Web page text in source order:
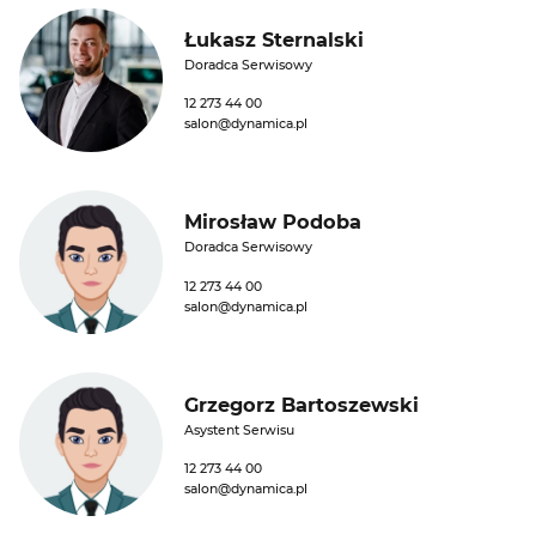
Łukasz Sternalski
Doradca Serwisowy
12 273 44 00
salon@dynamica.pl
Mirosław Podoba
Doradca Serwisowy
12 273 44 00
salon@dynamica.pl
Grzegorz Bartoszewski
Asystent Serwisu
12 273 44 00
salon@dynamica.pl